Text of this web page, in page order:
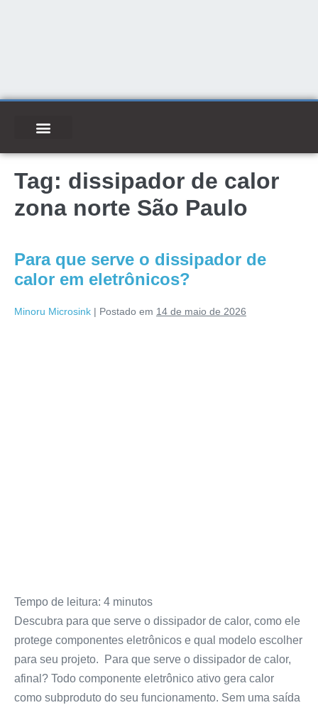
Tag: dissipador de calor
zona norte São Paulo
Para que serve o dissipador de
calor em eletrônicos?
Minoru Microsink | Postado em 14 de maio de 2026
Tempo de leitura: 4 minutos
Descubra para que serve o dissipador de calor, como ele
protege componentes eletrônicos e qual modelo escolher
para seu projeto. Para que serve o dissipador de calor,
afinal? Todo componente eletrônico ativo gera calor
como subproduto do seu funcionamento. Sem uma saída